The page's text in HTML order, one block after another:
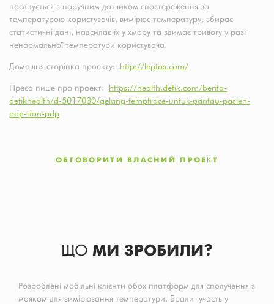
поєднується з наручним датчиком спостереження за
температурою користувачів, вимірює температуру, збирає
статистичні дані, надсилає їх у хмару та здимає тривогу у разі
ненормальної температури користувача.
Домашня сторінка проекту: http://leptas.com/
Преса пише про проект: https://health.detik.com/berita-
detikhealth/d-5017030/gelang-temptrace-untuk-pantau-pasien-
odp-dan-pdp
ОБГОВОРИТИ ВЛАСНИЙ ПРОЕКТ
ЩО МИ ЗРОБИЛИ?
Розроблені мобільні клієнти обох платформ для сполучення з
маяком для вимірювання температури. Брали участь у